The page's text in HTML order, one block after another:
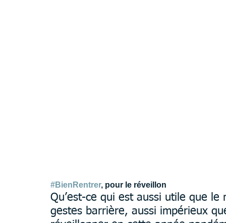
#BienRentrer, pour le réveillon
Qu’est-ce qui est aussi utile que
gestes barrière, aussi impérieux